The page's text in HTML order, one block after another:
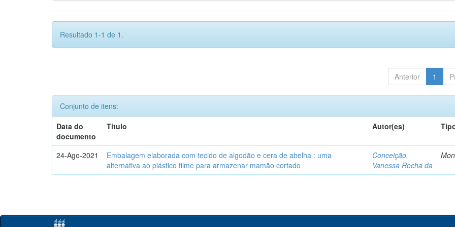
Resultado 1-1 de 1.
Anterior 1
Conjunto de itens:
Data do
documento
Título Autor(es)
24-Ago-2021
Embalagem elaborada com tecido de algodão e cera de abelha : uma
alternativa ao plástico filme para armazenar mamão cortado
Conceição,
Vanessa Rocha da